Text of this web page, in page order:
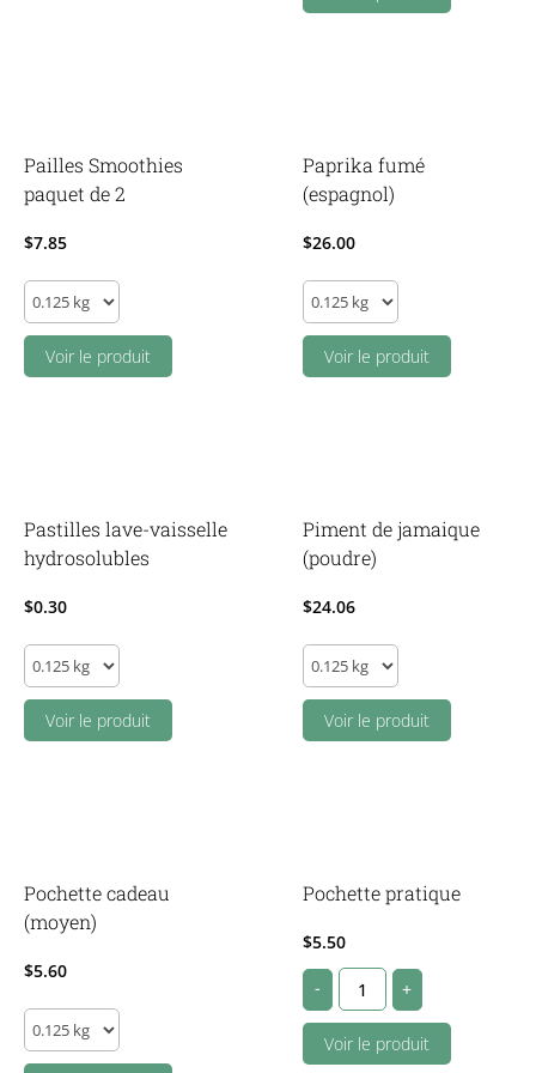
Pailles Smoothies
paquet de 2
$7.85
Pailles
Smoothies
paquet
Voir le produit
Paprika fumé
(espagnol)
$26.00
Paprika
fumé
(espagnol)
Voir le produit
Pastilles lave-vaisselle
hydrosolubles
$0.30
Pastilles
lave-
vaisselle
Voir le produit
Piment de jamaique
(poudre)
$24.06
Piment
de
jamaique
Voir le produit
Pochette cadeau
(moyen)
$5.60
Pochette
cadeau
Pochette pratique
$5.50
Pochette
pratique
quantity
- +
Voir le produit